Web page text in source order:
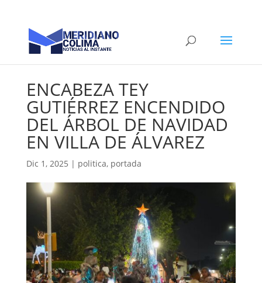
ENCABEZA TEY
GUTIÉRREZ ENCENDIDO
DEL ÁRBOL DE NAVIDAD
EN VILLA DE ÁLVAREZ
Dic 1, 2025 | politica, portada